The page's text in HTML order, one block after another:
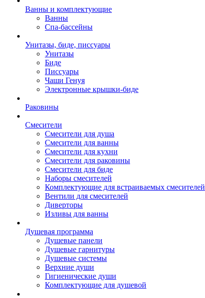
Ванны и комплектующие
Ванны
Спа-бассейны
Унитазы, биде, писсуары
Унитазы
Биде
Писсуары
Чаши Генуя
Электронные крышки-биде
Раковины
Смесители
Смесители для душа
Смесители для ванны
Смесители для кухни
Смесители для раковины
Смесители для биде
Наборы смесителей
Комплектующие для встраиваемых смесителей
Вентили для смесителей
Диверторы
Изливы для ванны
Душевая программа
Душевые панели
Душевые гарнитуры
Душевые системы
Верхние души
Гигиенические души
Комплектующие для душевой